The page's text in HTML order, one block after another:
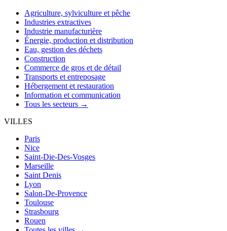
Agriculture, sylviculture et pêche
Industries extractives
Industrie manufacturière
Énergie, production et distribution
Eau, gestion des déchets
Construction
Commerce de gros et de détail
Transports et entreposage
Hébergement et restauration
Information et communication
Tous les secteurs →
VILLES
Paris
Nice
Saint-Die-Des-Vosges
Marseille
Saint Denis
Lyon
Salon-De-Provence
Toulouse
Strasbourg
Rouen